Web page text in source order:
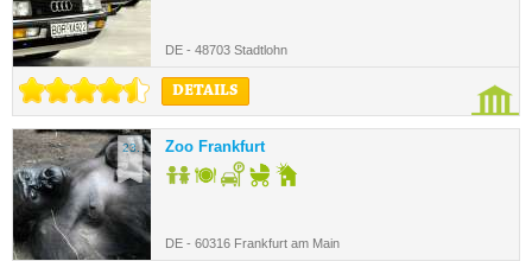
DE - 48703 Stadtlohn
DETAILS
23. Zoo Frankfurt
DE - 60316 Frankfurt am Main